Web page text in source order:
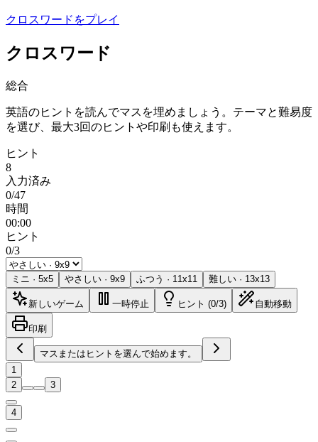
クロスワードをプレイ
クロスワード
総合
英語のヒントを読んでマスを埋めましょう。テーマと難易度
を選び、最大3回のヒントや印刷も使えます。
ヒント
8
入力済み
0/47
時間
00:00
ヒント
0/3
ミニ · 5x5 やさしい · 9x9 ふつう · 11x11 難しい · 13x13
新しいゲーム 一時停止 ヒント (0/3) 自動移動
印刷
マスまたはヒントを選んで始めます。
1
2
3
4